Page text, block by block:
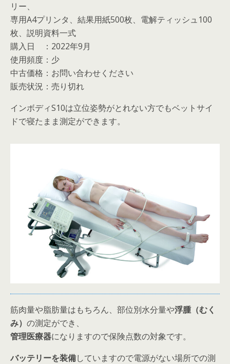
リー、
専用A4プリンタ、結果用紙500枚、電解ティッシュ100
枚、説明資料一式
購入日 ：2022年9月
使用頻度：少
中古価格：お問い合わせください
販売状況：売り切れ
インボディS10は立位姿勢がとれない方でもベットサイ
ドで寝たまま測定ができます。
筋肉量や脂肪量はもちろん、部位別水分量や浮腫（むく
み） の測定ができ、
管理医療器になりますので保険点数の対象です。
バッテリーを装備していますので電源がない場所での測